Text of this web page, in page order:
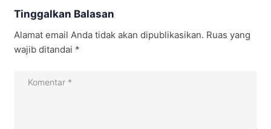
Tinggalkan Balasan
Alamat email Anda tidak akan dipublikasikan. Ruas yang
wajib ditandai *